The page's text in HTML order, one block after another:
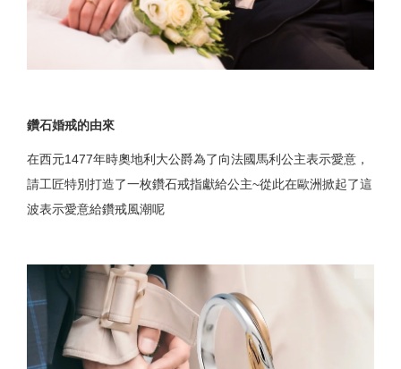
鑽石婚戒的由來
在西元1477年時奧地利大公爵為了向法國馬利公主表示愛意，
請工匠特別打造了一枚鑽石戒指獻給公主~從此在歐洲掀起了這
波表示愛意給鑽戒風潮呢